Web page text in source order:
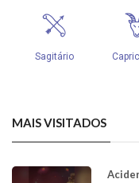
MAIS VISITADOS